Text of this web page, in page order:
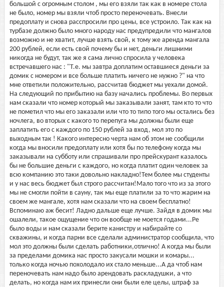
большой с огромным столом , мы его взяли так как в номере стола
не было, номер мы взяли чтоб просто переночевать. Внесли
предоплату и снова расспросили про цены, все устроило. Так как на
турбазе должно было много народу нас предупредили что мангалов
возможно и не хватит, лучше взять свой, к тому же аренда мангала
200 рублей, если есть свой почему бы и нет, деньги лишними
никогда не будут, так же я сама лично спросила у человека
встречавшего нас : "Т.е. мы завтра доплатим оставшиеся деньги за
домик с номером и все больше платить ничего не нужно ?" на что
мне ответили положительно, рассчитав бюджет мы уехали домой.
На следующий по прибытию на базу начались проблемы. Во первых
нам сказали что номер который мы заказывали занят, там кто то что
не пометил что мы его заказали или что то типо того мы остались без
ночлега, во вторых с какого то перепуга мы должны были еще
заплатить его с каждого по 150 рублей за вход, мол это по
выходным так ! Какого интересно черта нам об этом не сообщили
когда мы вносили предоплату или хотя бы по телефону когда мы
заказывали на субботу или спрашивали про прейскурант казалось
бы не большие деньги с каждого, но когда платит один человек за
всю компанию это таки довольно накладно!Тем более мы студенты
и у нас весь бюджет был строго рассчитан!Мало того что из за этого
мы не смогли пойти в сауну, так мы еще платили за то что жарим на
своем же мангале, хотя нам сказали что на своем бесплатно!
Вспоминаю аж бесит! Ладно дальше еще лучше. Зайдя в домик мы
ошалели, такое ощущение что он вообще не моется годами...Ре
было воды и нам сказали берите канистру и набирайте со
скважины, и когда парни все сделали администратор сообщила, что
мол это должны были сделать работники,отлично! А когда мы были
за пределами домика нас просто закусали мошки и комары...
только когда ночью похолодало их стало меньше...А да чтоб нам
переночевать нам надо было арендовать раскладушки, а что
делать, но когда нам их принесли они были еле целы, штраф за